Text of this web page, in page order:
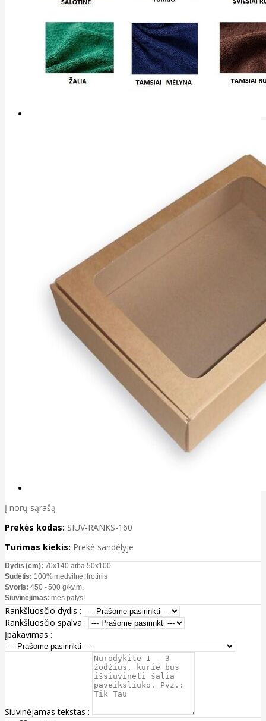
Į norų sąrašą
Prekės kodas: SIUV-RANKS-160
Turimas kiekis: Prekė sandėlyje
Dydis (cm): 70x140 arba 50x100
Sudėtis: 100% medvilnė, frotinis
Svoris: 450 - 500 g/kv.m.
Siuvinėjimas: mes patys!
Rankšluosčio dydis :
Rankšluosčio spalva :
Įpakavimas :
Siuvinėjamas tekstas :